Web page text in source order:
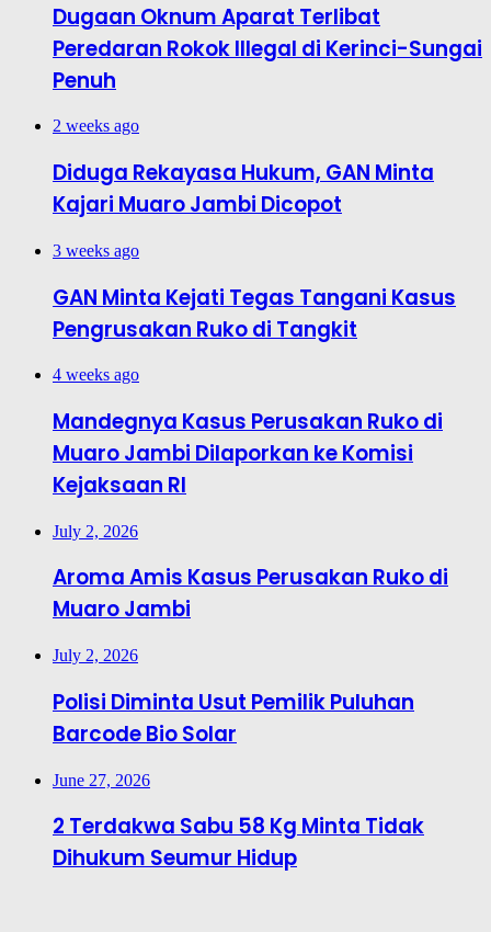
Dugaan Oknum Aparat Terlibat
Peredaran Rokok Illegal di Kerinci-Sungai
Penuh
2 weeks ago
Diduga Rekayasa Hukum, GAN Minta
Kajari Muaro Jambi Dicopot
3 weeks ago
GAN Minta Kejati Tegas Tangani Kasus
Pengrusakan Ruko di Tangkit
4 weeks ago
Mandegnya Kasus Perusakan Ruko di
Muaro Jambi Dilaporkan ke Komisi
Kejaksaan RI
July 2, 2026
Aroma Amis Kasus Perusakan Ruko di
Muaro Jambi
July 2, 2026
Polisi Diminta Usut Pemilik Puluhan
Barcode Bio Solar
June 27, 2026
2 Terdakwa Sabu 58 Kg Minta Tidak
Dihukum Seumur Hidup